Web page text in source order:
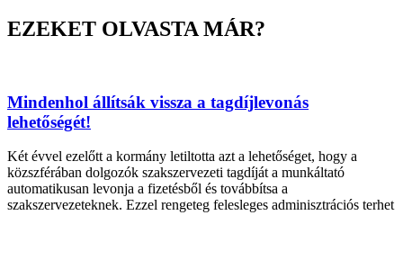
EZEKET OLVASTA MÁR?
Mindenhol állítsák vissza a tagdíjlevonás
lehetőségét!
Két évvel ezelőtt a kormány letiltotta azt a lehetőséget, hogy a
közszférában dolgozók szakszervezeti tagdíját a munkáltató
automatikusan levonja a fizetésből és továbbítsa a
szakszervezeteknek. Ezzel rengeteg felesleges adminisztrációs terhet